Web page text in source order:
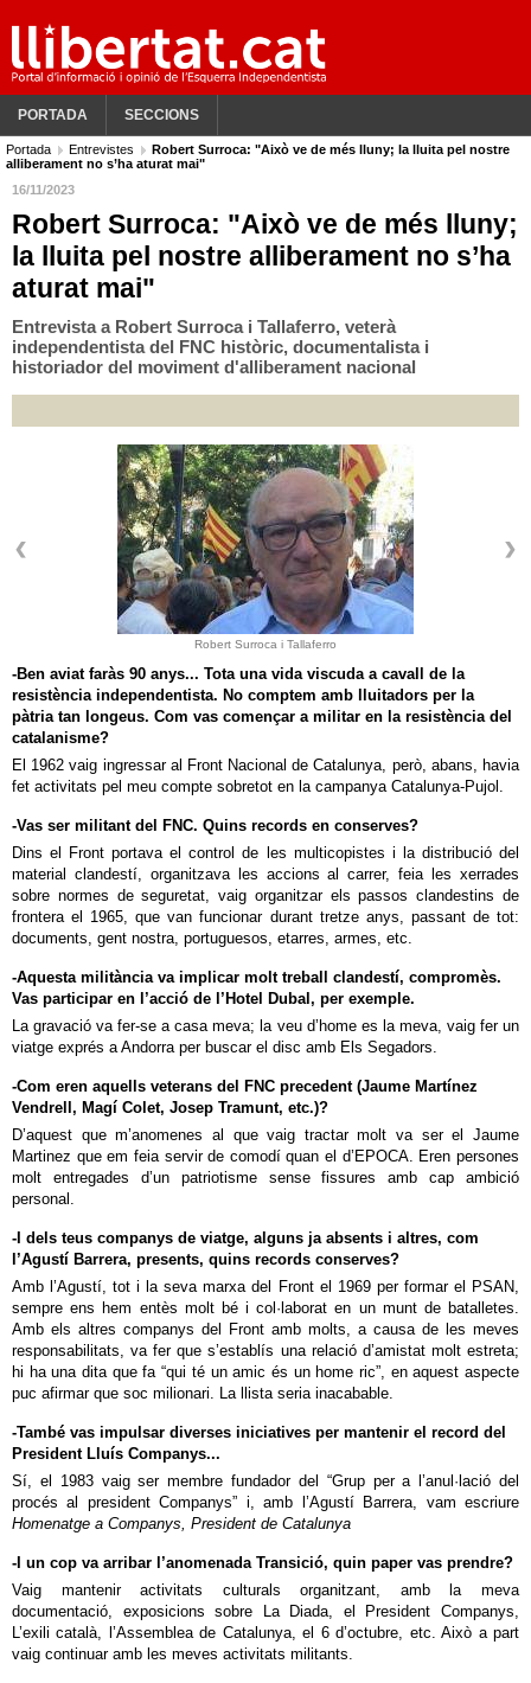
PORTADA SECCIONS
Portada Entrevistes
Robert Surroca: "Això ve de més lluny; la lluita pel nostre
alliberament no s’ha aturat mai"
16/11/2023
Robert Surroca: "Això ve de més lluny;
la lluita pel nostre alliberament no s’ha
aturat mai"
Entrevista a Robert Surroca i Tallaferro, veterà
independentista del FNC històric, documentalista i
historiador del moviment d'alliberament nacional
Robert Surroca i Tallaferro
-Ben aviat faràs 90 anys... Tota una vida viscuda a cavall de la
resistència independentista. No comptem amb lluitadors per la
pàtria tan longeus. Com vas començar a militar en la resistència del
catalanisme?
El 1962 vaig ingressar al Front Nacional de Catalunya, però, abans, havia
fet activitats pel meu compte sobretot en la campanya Catalunya-Pujol.
-Vas ser militant del FNC. Quins records en conserves?
Dins el Front portava el control de les multicopistes i la distribució del
material clandestí, organitzava les accions al carrer, feia les xerrades
sobre normes de seguretat, vaig organitzar els passos clandestins de
frontera el 1965, que van funcionar durant tretze anys, passant de tot:
documents, gent nostra, portuguesos, etarres, armes, etc.
-Aquesta militància va implicar molt treball clandestí, compromès.
Vas participar en l’acció de l’Hotel Dubal, per exemple.
La gravació va fer-se a casa meva; la veu d’home es la meva, vaig fer un
viatge exprés a Andorra per buscar el disc amb Els Segadors.
-Com eren aquells veterans del FNC precedent (Jaume Martínez
Vendrell, Magí Colet, Josep Tramunt, etc.)?
D’aquest que m’anomenes al que vaig tractar molt va ser el Jaume
Martinez que em feia servir de comodí quan el d’EPOCA. Eren persones
molt entregades d’un patriotisme sense fissures amb cap ambició
personal.
-I dels teus companys de viatge, alguns ja absents i altres, com
l’Agustí Barrera, presents, quins records conserves?
Amb l’Agustí, tot i la seva marxa del Front el 1969 per formar el PSAN,
sempre ens hem entès molt bé i col·laborat en un munt de batalletes.
Amb els altres companys del Front amb molts, a causa de les meves
responsabilitats, va fer que s’establís una relació d’amistat molt estreta;
hi ha una dita que fa “qui té un amic és un home ric”, en aquest aspecte
puc afirmar que soc milionari. La llista seria inacabable.
-També vas impulsar diverses iniciatives per mantenir el record del
President Lluís Companys...
Sí, el 1983 vaig ser membre fundador del “Grup per a l’anul·lació del
procés al president Companys” i, amb l’Agustí Barrera, vam escriure
Homenatge a Companys, President de Catalunya
-I un cop va arribar l’anomenada Transició, quin paper vas prendre?
Vaig mantenir activitats culturals organitzant, amb la meva
documentació, exposicions sobre La Diada, el President Companys,
L’exili català, l’Assemblea de Catalunya, el 6 d’octubre, etc. Això a part
vaig continuar amb les meves activitats militants.